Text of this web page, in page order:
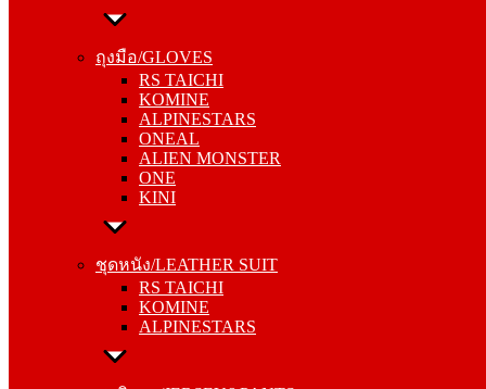
ถุงมือ/GLOVES
RS TAICHI
KOMINE
ALPINESTARS
ONEAL
ALIEN MONSTER
ONE
KINI
ชุดหนัง/LEATHER SUIT
RS TAICHI
KOMINE
ALPINESTARS
ถุงมือ/GLOVES
KOMINE
ALPINESTARS
ONEAL
ALIEN MONSTER
ONE
KINI
ชุดหนัง/LEATHER SUIT
KOMINE
ALPINESTARS
ชุดวิบาก/JERSEY&PANTS